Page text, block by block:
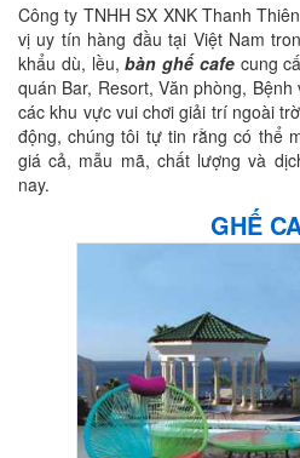
Công ty TNHH SX XNK Thanh
vị uy tín hàng đầu tại Việt Nam
khẩu dù, lều,bàn ghế cafecung
quán Bar, Resort, Văn phòng,
các khu vực vui chơi giải trí ngoài
động, chúng tôi tự tin rằng có thể
giá cả, mẫu mã, chất lượng và
nay.
GHẾ